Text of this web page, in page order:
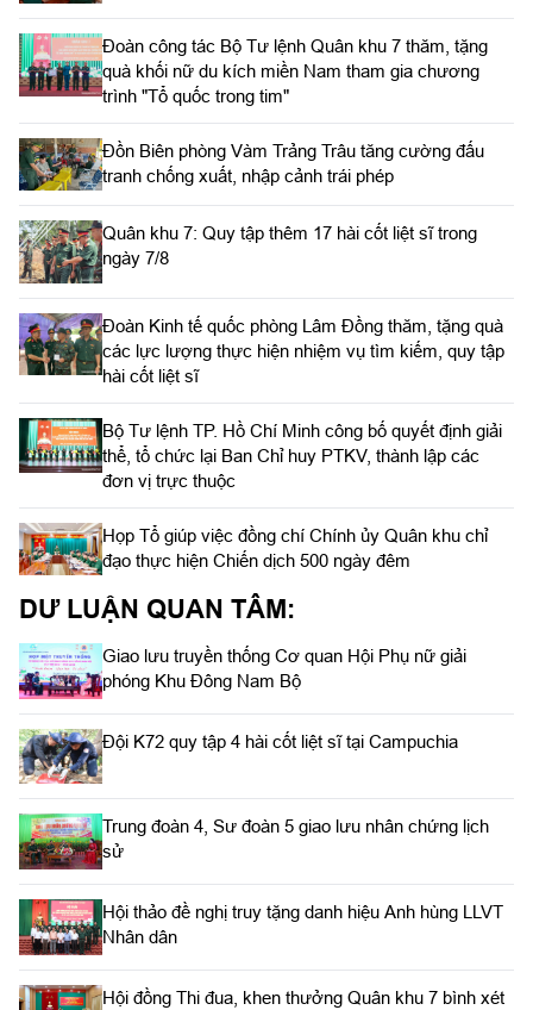
Đoàn công tác Bộ Tư lệnh Quân khu 7 thăm, tặng
quà khối nữ du kích miền Nam tham gia chương
trình "Tổ quốc trong tim"
Đồn Biên phòng Vàm Trảng Trâu tăng cường đấu
tranh chống xuất, nhập cảnh trái phép
Quân khu 7: Quy tập thêm 17 hài cốt liệt sĩ trong
ngày 7/8
Đoàn Kinh tế quốc phòng Lâm Đồng thăm, tặng quà
các lực lượng thực hiện nhiệm vụ tìm kiếm, quy tập
hài cốt liệt sĩ
Bộ Tư lệnh TP. Hồ Chí Minh công bố quyết định giải
thể, tổ chức lại Ban Chỉ huy PTKV, thành lập các
đơn vị trực thuộc
Họp Tổ giúp việc đồng chí Chính ủy Quân khu chỉ
đạo thực hiện Chiến dịch 500 ngày đêm
DƯ LUẬN QUAN TÂM:
Giao lưu truyền thống Cơ quan Hội Phụ nữ giải
phóng Khu Đông Nam Bộ
Đội K72 quy tập 4 hài cốt liệt sĩ tại Campuchia
Trung đoàn 4, Sư đoàn 5 giao lưu nhân chứng lịch
sử
Hội thảo đề nghị truy tặng danh hiệu Anh hùng LLVT
Nhân dân
Hội đồng Thi đua, khen thưởng Quân khu 7 bình xét